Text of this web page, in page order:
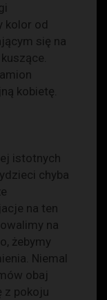
kolor od
się na
kobietę.
istotnych
chyba
na ten
na
żebymy
Niemal
obaj
z pokoju